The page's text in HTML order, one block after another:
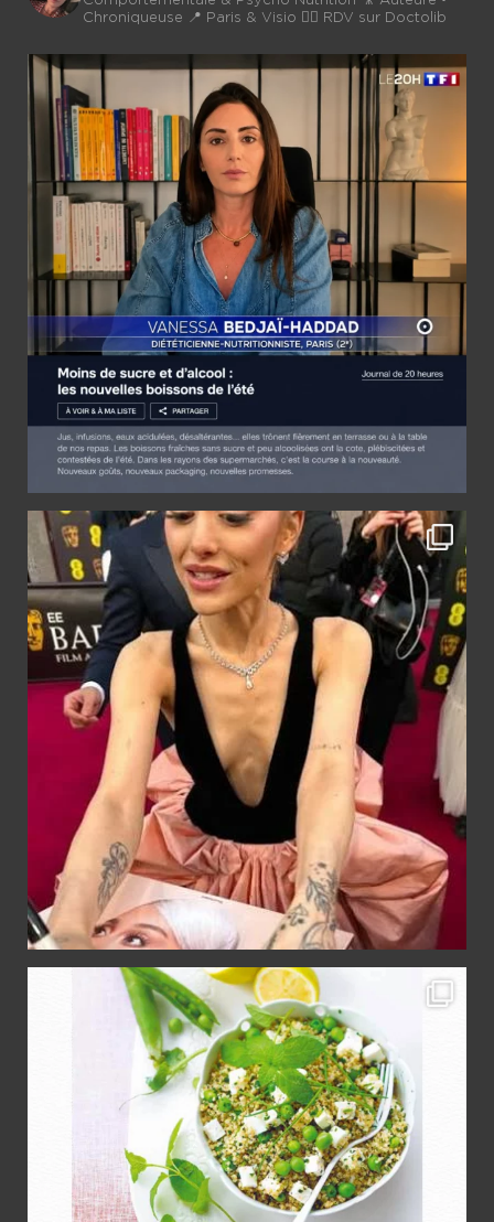
Chroniqueuse 📍 Paris & Visio 👉🏼 RDV sur Doctolib